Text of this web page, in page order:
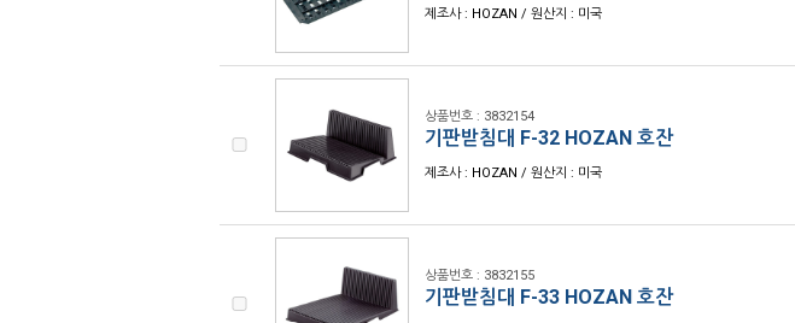
제조사 : HOZAN / 원산지 : 미국
상품번호 : 3832154
기판받침대 F-32 HOZAN 호잔
제조사 : HOZAN / 원산지 : 미국
상품번호 : 3832155
기판받침대 F-33 HOZAN 호잔